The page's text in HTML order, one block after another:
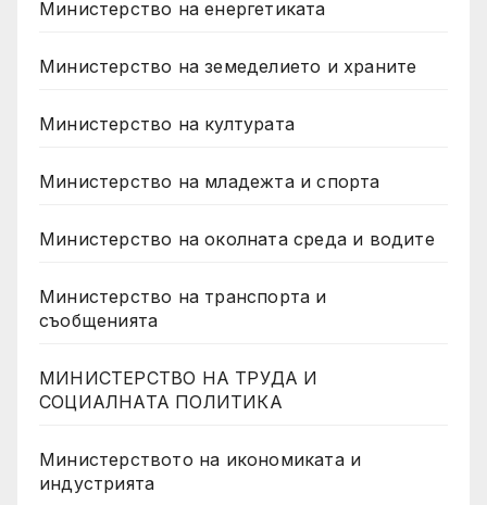
Министерство на енергетиката
Министерство на земеделието и храните
Министерство на културата
Министерство на младежта и спорта
Министерство на околната среда и водите
Министерство на транспорта и
съобщенията
МИНИСТЕРСТВО НА ТРУДА И
СОЦИАЛНАТА ПОЛИТИКА
Министерството на икономиката и
индустрията